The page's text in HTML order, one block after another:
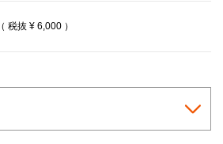
（ 税抜 ¥ 6,000 ）